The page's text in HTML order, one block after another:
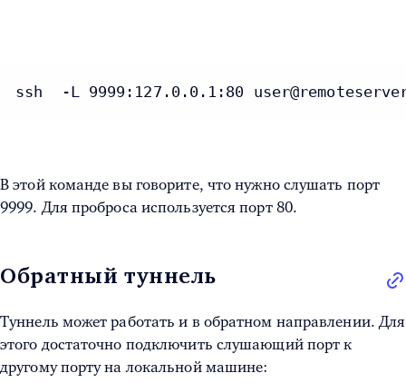
ssh  -L 9999:127.0.0.1:80
В этой команде вы говорите, что нужно слушать порт
9999. Для проброса используется порт 80.
Обратный туннель
Туннель может работать и в обратном направлении. Для
этого достаточно подключить слушающий порт к
другому порту на локальной машине: